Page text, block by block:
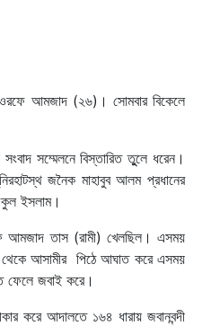
আমজাদ (২৬)। সোমবার বিকেলে
সম্মেলনে বিস্তারিত তুুলে ধরেন।
জনৈক মাহাবুব আলম প্রধানের
ইসলাম।
আমজাদ তাস (রামী) খেলছিল। এসময়
থেকে আসামীর পিঠে আঘাত করে এসময়
ফেলে জবাই করে।
করে আদালতে ১৬৪ ধারায় জবানবন্দী